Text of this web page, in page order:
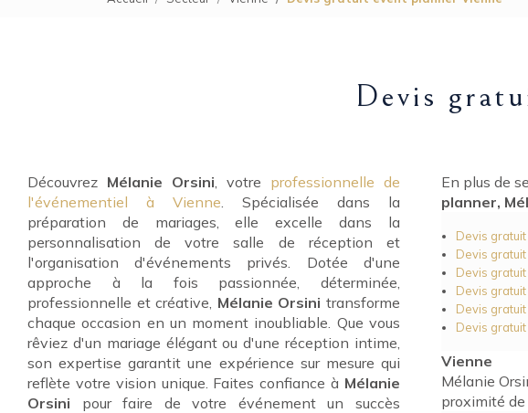
Devis
Découvrez Mélanie Orsini, votre professionnelle de
l'événementiel à Vienne. Spécialisée dans la
préparation de mariages, elle excelle dans la
personnalisation de votre salle de réception et
l'organisation d'événements privés. Dotée d'une
approche à la fois passionnée, déterminée,
professionnelle et créative, Mélanie Orsini transforme
chaque occasion en un moment inoubliable. Que vous
rêviez d'un mariage élégant ou d'une réception intime,
son expertise garantit une expérience sur mesure qui
reflète votre vision unique. Faites confiance à Mélanie
Orsini pour faire de votre événement un succès
En plus de
planner,
Devis
Devis
Devis
Devis
Devis
Devis
Vienne
Mélanie
proximité de